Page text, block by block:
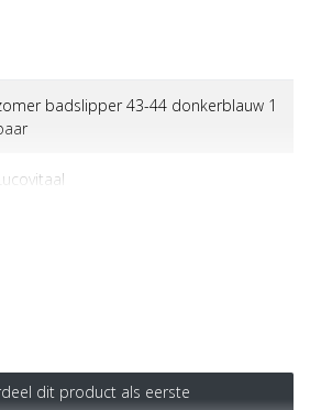
badslipper 43-44 donkerblauw 1
dit product als eerste